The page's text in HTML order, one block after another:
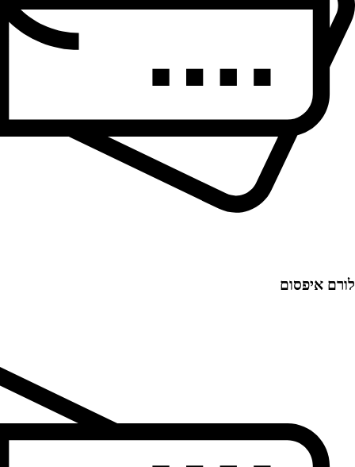
לורם איפסום